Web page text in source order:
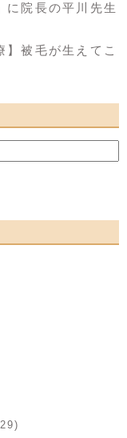
に院長の平川先生
】被毛が生えてこ